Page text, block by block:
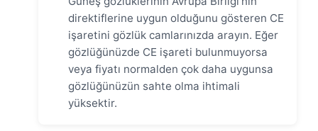
direktiflerine uygun olduğunu gösteren CE
işaretini gözlük camlarınızda arayın. Eğer
gözlüğünüzde CE işareti bulunmuyorsa
veya fiyatı normalden çok daha uygunsa
gözlüğünüzün sahte olma ihtimali
yüksektir.